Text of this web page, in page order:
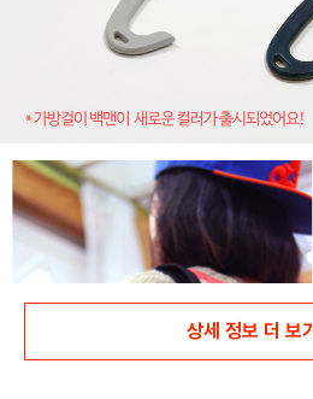
상세 정보 더 보기